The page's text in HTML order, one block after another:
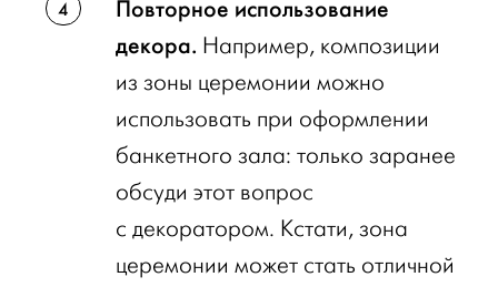
Повторное использование
декора. Например, композиции
из зоны церемонии можно
использовать при оформлении
банкетного зала: только заранее
обсуди этот вопрос
с декоратором. Кстати, зона
церемонии может стать отличной